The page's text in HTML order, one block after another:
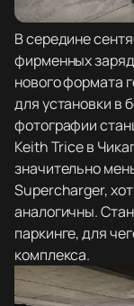
В середине
фирменных
нового формата
для установки в
фотографии
Keith Trice в
значительно
Supercharger,
аналогичны.
паркинге, для
комплекса.